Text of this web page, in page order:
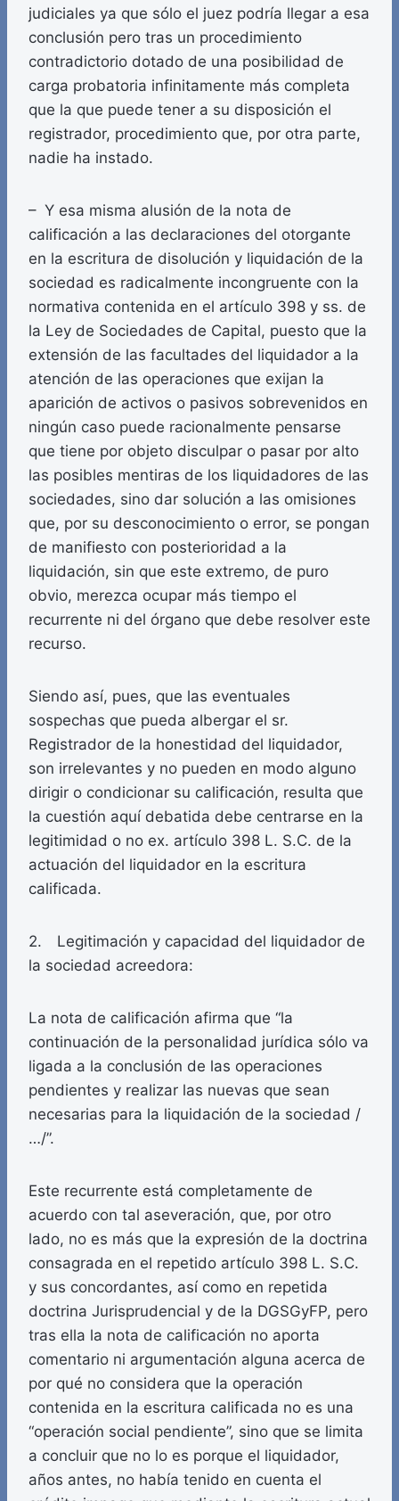
judiciales ya que sólo el juez podría llegar a esa
conclusión pero tras un procedimiento
contradictorio dotado de una posibilidad de
carga probatoria infinitamente más completa
que la que puede tener a su disposición el
registrador, procedimiento que, por otra parte,
nadie ha instado.
– Y esa misma alusión de la nota de
calificación a las declaraciones del otorgante
en la escritura de disolución y liquidación de la
sociedad es radicalmente incongruente con la
normativa contenida en el artículo 398 y ss. de
la Ley de Sociedades de Capital, puesto que la
extensión de las facultades del liquidador a la
atención de las operaciones que exijan la
aparición de activos o pasivos sobrevenidos en
ningún caso puede racionalmente pensarse
que tiene por objeto disculpar o pasar por alto
las posibles mentiras de los liquidadores de las
sociedades, sino dar solución a las omisiones
que, por su desconocimiento o error, se pongan
de manifiesto con posterioridad a la
liquidación, sin que este extremo, de puro
obvio, merezca ocupar más tiempo el
recurrente ni del órgano que debe resolver este
recurso.
Siendo así, pues, que las eventuales
sospechas que pueda albergar el sr.
Registrador de la honestidad del liquidador,
son irrelevantes y no pueden en modo alguno
dirigir o condicionar su calificación, resulta que
la cuestión aquí debatida debe centrarse en la
legitimidad o no ex. artículo 398 L. S.C. de la
actuación del liquidador en la escritura
calificada.
2. Legitimación y capacidad del liquidador de
la sociedad acreedora:
La nota de calificación afirma que “la
continuación de la personalidad jurídica sólo va
ligada a la conclusión de las operaciones
pendientes y realizar las nuevas que sean
necesarias para la liquidación de la sociedad /
…/”.
Este recurrente está completamente de
acuerdo con tal aseveración, que, por otro
lado, no es más que la expresión de la doctrina
consagrada en el repetido artículo 398 L. S.C.
y sus concordantes, así como en repetida
doctrina Jurisprudencial y de la DGSGyFP, pero
tras ella la nota de calificación no aporta
comentario ni argumentación alguna acerca de
por qué no considera que la operación
contenida en la escritura calificada no es una
“operación social pendiente”, sino que se limita
a concluir que no lo es porque el liquidador,
años antes, no había tenido en cuenta el